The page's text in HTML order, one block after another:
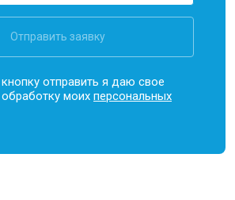
Отправить заявку
отправить я даю свое
обработку моихперсональных